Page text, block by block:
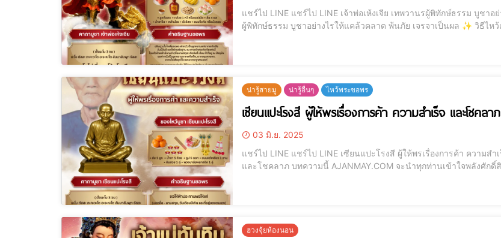
แชร์ไป LINE แชร์ไป LINE เจ้าพ่อเห้งเจีย เทพวานรผู้พิทักษ์ธรรม บูชาอย่างไรให้แคล้วคลาด พ้นภัย เจรจาเป็นผล . เจ้าพ่อเห้งเจีย” เทพวานร
ผู้พิทักษ์ธรรม บูชาอย่างไรให้แคล้วคลาด พ้นภัย เจรจาเป็นผล ✨ วิธีไหว้เจ้าพ่อเห้งเจีย ของไหว้ คาถา คำอธิษฐาน พร้อมเคล็ดลับเสริมพลัง
น่ารู้สายมู น่ารู้อื่นๆ ไหว้พระขอพร
เซียนแปะโรงสี ผู้ให้พรเรื่องการค้า ความสำเร็จ และโชคลาภ
03 มิ.ย. 2025
แชร์ไป LINE แชร์ไป LINE เซียนแปะโรงสี ผู้ให้พรเรื่องการค้า ความสำเร็จ และโชคลาภ . เซียนแปะโรงสีผู้ให้พรเรื่องการค้า ความสำเร็จ
และโชคลาภ บทความนี้ AJANMAY.COM จะนำทุกท่านเข้าใจพลังศักดิ์สิทธิ์ของเซียนแปะโรงสีเทพพ่อปู่ผู้เป็นที่นับถือของพ่อค้าแม่ค้าทั่ว
ฮวงจุ้ยห้องนอน